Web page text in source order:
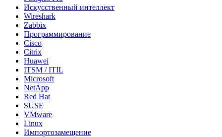
Искусственный интеллект
Wireshark
Zabbix
Программирование
Cisco
Citrix
Huawei
ITSM / ITIL
Microsoft
NetApp
Red Hat
SUSE
VMware
Linux
Импортозамещение